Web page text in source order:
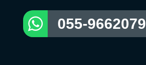
055-9662079